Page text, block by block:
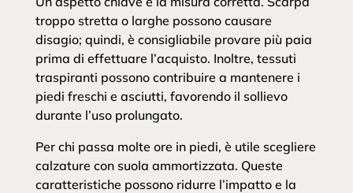
troppo stretta o larghe possono causare
disagio; quindi, è consigliabile provare più paia
prima di effettuare l’acquisto. Inoltre, tessuti
traspiranti possono contribuire a mantenere i
piedi freschi e asciutti, favorendo il sollievo
durante l’uso prolungato.
Per chi passa molte ore in piedi, è utile scegliere
calzature con suola ammortizzata. Queste
caratteristiche possono ridurre l’impatto e la